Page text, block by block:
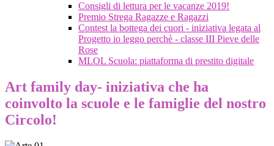
Consigli di lettura per le vacanze 2019!
Premio Strega Ragazze e Ragazzi
Contest la bottega dei cuori - iniziativa legata al
Progetto io leggo perchè - classe III Pieve delle
Rose
MLOL Scuola: piattaforma di prestito digitale
Art family day- iniziativa che ha
coinvolto la scuole e le famiglie del nostro
Circolo!